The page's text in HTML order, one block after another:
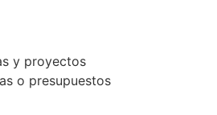
y proyectos
o presupuestos